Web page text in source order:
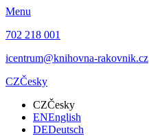
Menu
702 218 001
icentrum@knihovna-rakovnik.cz
CZČesky
CZČesky
ENEnglish
DEDeutsch